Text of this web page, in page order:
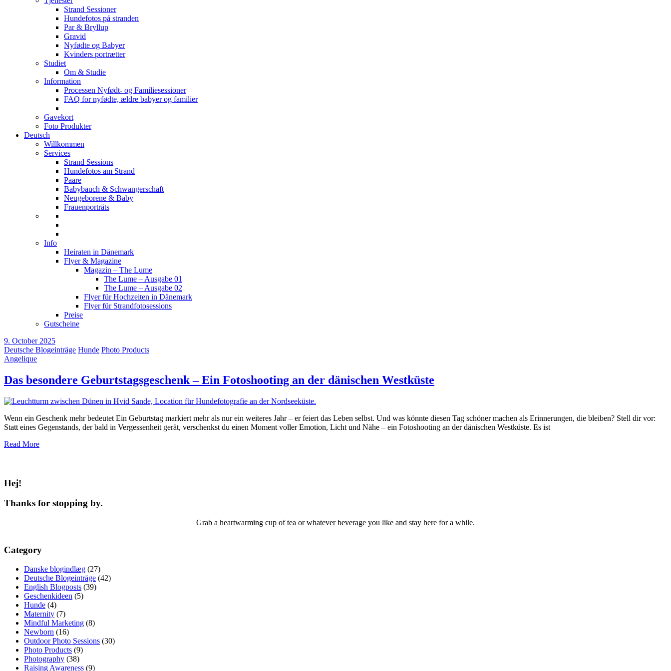
Strand Sessioner
Hundefotos på stranden
Par & Bryllup
Gravid
Nyfødte og Babyer
Kvinders portrætter
Studiet
Om & Studie
Information
Processen Nyfødt- og Familiesessioner
FAQ for nyfødte, ældre babyer og familier
Gavekort
Foto Produkter
Deutsch
Willkommen
Services
Strand Sessions
Hundefotos am Strand
Paare
Babybauch & Schwangerschaft
Neugeborene & Baby
Frauenporträts
Info
Heiraten in Dänemark
Flyer & Magazine
Magazin – The Lume
The Lume – Ausgabe 01
The Lume – Ausgabe 02
Flyer für Hochzeiten in Dänemark
Flyer für Strandfotosessions
Preise
Gutscheine
9. October 2025
Deutsche Blogeinträge Hunde Photo Products
Angelique
Das besondere Geburtstagsgeschenk – Ein Fotoshooting an der dänischen Westküste
Wenn ein Geschenk mehr bedeutet Ein Geburtstag markiert mehr als nur ein weiteres Jahr – er feiert das Leben selbst. Und was könnte diesen Tag schöner machen als Erinnerungen, die bleiben? Stell dir vor:
Statt eines Gegenstands, der bald in Vergessenheit gerät, verschenkst du einen Moment voller Emotion, Licht und Nähe – ein Fotoshooting an der dänischen Westküste. Es ist
Read More
Hej!
Thanks for stopping by.
Grab a heartwarming cup of tea or whatever beverage you like and stay here for a while.
Category
Danske blogindlæg (27)
Deutsche Blogeinträge (42)
English Blogposts (39)
Geschenkideen (5)
Hunde (4)
Maternity (7)
Mindful Marketing (8)
Newborn (16)
Outdoor Photo Sessions (30)
Photo Products (9)
Photography (38)
Raising Awareness (9)